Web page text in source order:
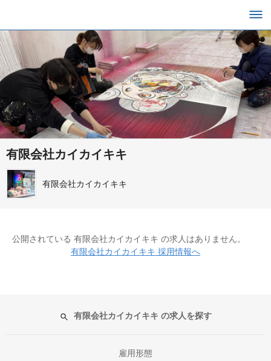
有限会社カイカイキキ
有限会社カイカイキキ
公開されている 有限会社カイカイキキ の求人はありません。
有限会社カイカイキキ 採用情報へ
有限会社カイカイキキ の求人を探す
雇用形態